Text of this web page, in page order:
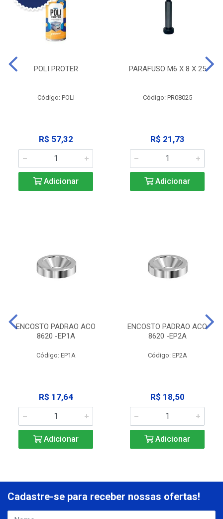
POLI PROTER
Código: POLI
R$ 57,32
Adicionar
PARAFUSO M6 X 8 X 25
Código: PR08025
R$ 21,73
Adicionar
ENCOSTO PADRAO ACO
8620 -EP1A
Código: EP1A
R$ 17,64
Adicionar
ENCOSTO PADRAO ACO
8620 -EP2A
Código: EP2A
R$ 18,50
Adicionar
Cadastre-se para receber nossas ofertas!